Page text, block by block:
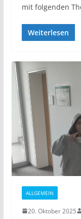
mit folgenden
Weiterlesen
ALLGEMEIN
20. Oktober 2025